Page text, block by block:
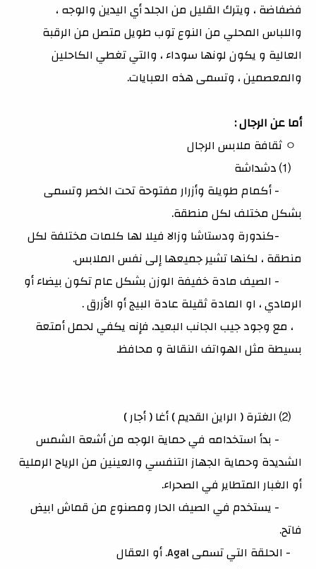
فضفاضة ، ويترك القليل من الجلد أي اليدين والوجه ،
واللباس المحلي من النوع توب طويل متصل من الرقبة
العالية و يكون لونها سوداء ، والتي تغطي الكاحلين
والمعصمين ، وتسمى هذه العبايات.
أما عن الرجال :
⑴ دشداشة
- أكمام طويلة وأزرار مفتوحة تحت الخصر وتسمى
بشكل مختلف لكل منطقة.
-كندورة ودستاشا وزالا فيلا لها كلمات مختلفة لكل
منطقة ، لكنها تشير جميعها إلى نفس الملابس.
- الصيف مادة خفيفة الوزن بشكل عام تكون بيضاء أو
الرمادي ، او المادة ثقيلة عادة البيج أو الأزرق .
، مع وجود جيب الجانب البعيد، فإنه يكفي لحمل أمتعة
بسيطة مثل الهواتف النقالة و محافظ.
⑵ الغترة ( الراين القديم ) أغا ( أجار )
- بدأ استخدامه في حماية الوجه من أشعة الشمس
الشديدة وحماية الجهاز التنفسي والعينين من الرياح الرملية
أو الغبار المتطاير في الصحراء.
- يستخدم في الصيف الحار ومصنوع من قماش ابيض
فاتح.
- الحلقة التي تسمى Agal. أو العقال